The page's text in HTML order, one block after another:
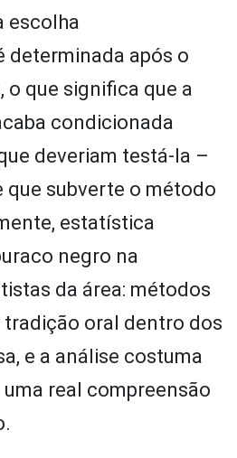
escolha
determinada após o
o que significa que a
condicionada
deveriam testá-la –
que subverte o método
estatística
negro na
da área: métodos
tradição oral dentro dos
e a análise costuma
real compreensão